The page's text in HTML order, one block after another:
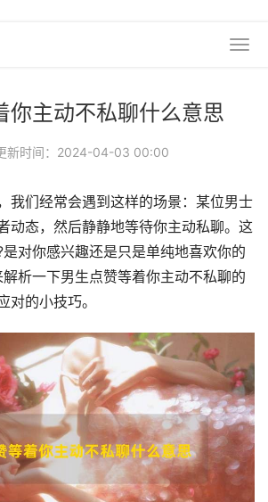
你主动不私聊什么意思
新时间：2024-04-03 00:00
们经常会遇到这样的场景：某位男士
动态，然后静静地等待你主动私聊。这
对你感兴趣还是只是单纯地喜欢你的
析一下男生点赞等着你主动不私聊的
对的小技巧。